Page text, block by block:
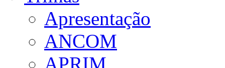
Apresentação
ANCOM
APRIM